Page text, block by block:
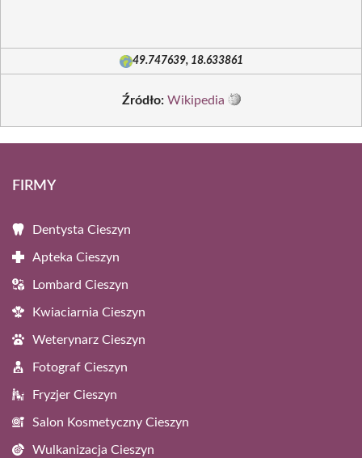
49.747639, 18.633861
Źródło: Wikipedia
FIRMY
Dentysta Cieszyn
Apteka Cieszyn
Lombard Cieszyn
Kwiaciarnia Cieszyn
Weterynarz Cieszyn
Fotograf Cieszyn
Fryzjer Cieszyn
Salon Kosmetyczny Cieszyn
Wulkanizacja Cieszyn